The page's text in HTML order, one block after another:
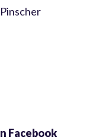
Facebook